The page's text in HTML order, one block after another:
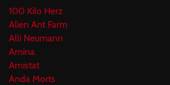
100 Kilo Herz
Alien Ant Farm
Alli Neumann
Amina
Amistat
Anda Morts